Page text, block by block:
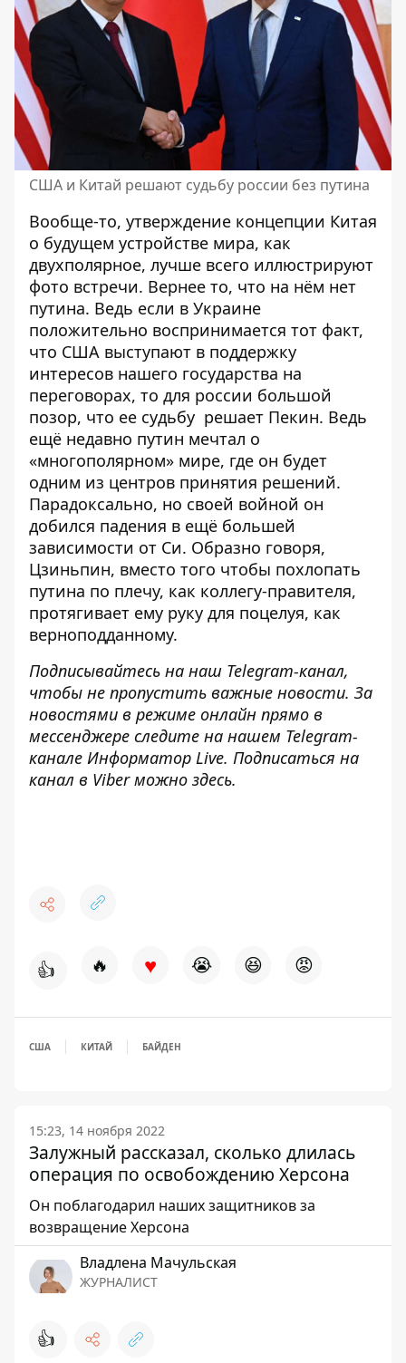
США и Китай решают судьбу россии без путина
Вообще-то, утверждение концепции Китая
о будущем устройстве мира, как
двухполярное, лучше всего иллюстрируют
фото встречи. Вернее то, что на нём нет
путина. Ведь если в Украине
положительно воспринимается тот факт,
что США выступают в поддержку
интересов нашего государства на
переговорах, то для россии большой
позор, что ее судьбу решает Пекин. Ведь
ещё недавно путин мечтал о
«многополярном» мире, где он будет
одним из центров принятия решений.
Парадоксально, но своей войной он
добился падения в ещё большей
зависимости от Си. Образно говоря,
Цзиньпин, вместо того чтобы похлопать
путина по плечу, как коллегу-правителя,
протягивает ему руку для поцелуя, как
верноподданному.
Подписывайтесь на наш Telegram-канал,
чтобы не пропустить важные новости. За
новостями в режиме онлайн прямо в
мессенджере следите на нашем Telegram-
канале Информатор Live. Подписаться на
канал в Viber можно здесь.
👍 🔥 ♥ 😭 😆 😡
США КИТАЙ БАЙДЕН
15:23, 14 ноября 2022
Залужный рассказал, сколько длилась
операция по освобождению Херсона
Он поблагодарил наших защитников за
возвращение Херсона
Владлена Мачульская
ЖУРНАЛИСТ
👍